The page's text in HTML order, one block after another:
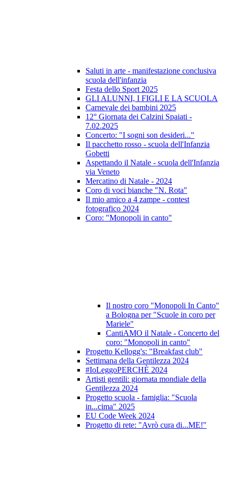
Saluti in arte - manifestazione conclusiva
scuola dell'infanzia
Festa dello Sport 2025
GLI ALUNNI, I FIGLI E LA SCUOLA
Carnevale dei bambini 2025
12° Giornata dei Calzini Spaiati -
7.02.2025
Concerto: "I sogni son desideri..."
Il pacchetto rosso - scuola dell'Infanzia
Gobetti
Aspettando il Natale - scuola dell'Infanzia
via Veneto
Mercatino di Natale - 2024
Coro di voci bianche "N. Rota"
Il mio amico a 4 zampe - contest
fotografico 2024
Coro: "Monopoli in canto"
Il nostro coro "Monopoli In Canto"
a Bologna per "Scuole in coro per
Mariele"
CantiAMO il Natale - Concerto del
coro: "Monopoli in canto"
Progetto Kellogg's: "Breakfast club"
Settimana della Gentilezza 2024
#IoLeggoPERCHÈ 2024
Artisti gentili: giornata mondiale della
Gentilezza 2024
Progetto scuola - famiglia: "Scuola
in...cima" 2025
EU Code Week 2024
Progetto di rete: "Avrò cura di...ME!"